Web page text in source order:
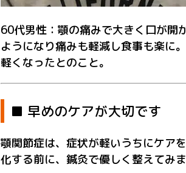
60代男性：顎の痛みで大きく口が開
ようになり痛みも軽減し食事も楽に
軽くなったとのこと。
■ 早めのケアが大切です
顎関節症は、症状が軽いうちにケア
化する前に、鍼灸で優しく整えてみ